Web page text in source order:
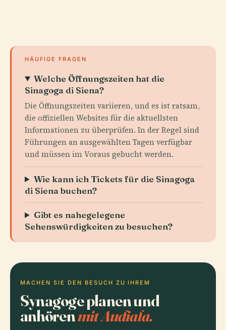
HÄUFIGE FRAGEN
Welche Öffnungszeiten hat die
Sinagoga di Siena?
Die Öffnungszeiten variieren, und es ist ratsam,
die offiziellen Websites für die aktuellsten
Informationen zu überprüfen. In der Regel sind
Führungen an ausgewählten Tagen verfügbar
und müssen im Voraus gebucht werden.
Wie kann ich Tickets für die Sinagoga
di Siena buchen?
Gibt es nahegelegene
Sehenswürdigkeiten zu besuchen?
MACHEN SIE DEN BESUCH ZU IHREM
Synagoge planen und
anhörenmit Audiala.